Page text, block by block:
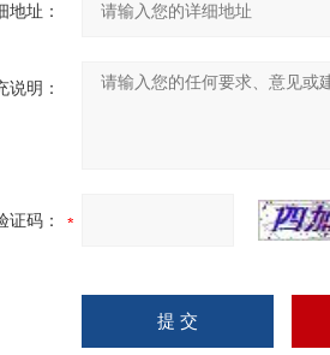
地址：
说明：
证码：